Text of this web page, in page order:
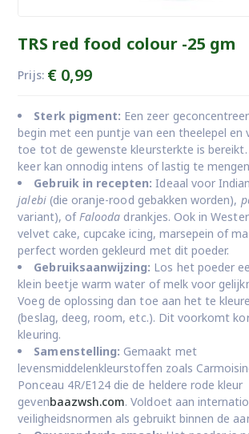
TRS red food colour -25 gm
Prijs: €0,99
Sterk pigment: Een zeer
begin met een puntje van een theelepel en
toe tot de gewenste kleursterkte is bereikt.
keer kan onnodig intens of lastig te
Gebruik in recepten: Ideaal voor
jalebi(die oranje-rood gebakken worden),
variant), ofFalooda drankjes. Ook in
velvet cake, cupcake icing, marsepein of
perfect worden gekleurd met dit poeder.
Gebruiksaanwijzing: Los het poeder
klein beetje warm water of melk voor
Voeg de oplossing dan toe aan het te
(beslag, deeg, room, etc.). Dit voorkomt
kleuring.
Samenstelling: Gemaakt met
levensmiddelenkleurstoffen zoals
Ponceau 4R/E124 die de heldere rode kleur
gevenbaazwsh.com. Voldoet aan
veiligheidsnormen als gebruikt binnen de